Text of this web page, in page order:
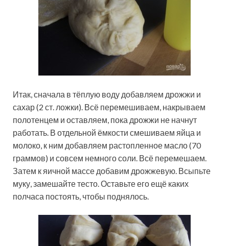
Итак, сначала в тёплую воду добавляем дрожжи и
сахар (2 ст. ложки). Всё перемешиваем, накрываем
полотенцем и оставляем, пока дрожжи не начнут
работать. В отдельной ёмкости смешиваем яйца и
молоко, к ним добавляем растопленное масло (70
граммов) и совсем немного соли. Всё перемешаем.
Затем к яичной массе добавим дрожжевую. Всыпьте
муку, замешайте тесто. Оставьте его ещё каких
полчаса постоять, чтобы поднялось.